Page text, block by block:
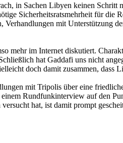
in Sachen Libyen keinen Schritt
Sicherheitsratsmehrheit für die
mit Unterstützung
mehr im Internet diskutiert.
hat Gaddafi uns nicht
doch damit zusammen, dass
mit Tripolis über eine
Rundfunkinterview auf den
hat, ist damit prompt